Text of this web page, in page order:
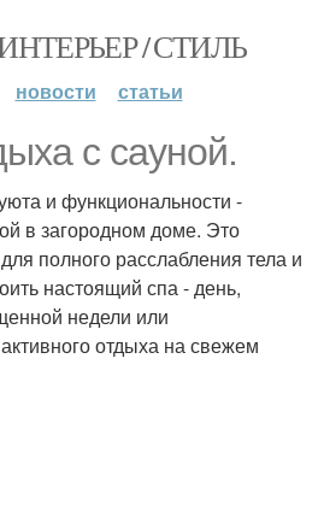
/ СТИЛЬ
новости статьи
с сауной.
и функциональности -
в загородном доме. Это
полного расслабления тела и
настоящий спа - день,
недели или
отдыха на свежем